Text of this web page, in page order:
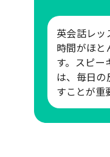
英会話レッ
時間がほと
す。スピー
は、毎日の
すことが重